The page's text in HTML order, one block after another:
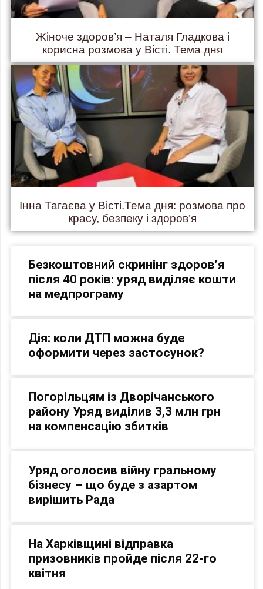
Жіноче здоров’я – Наталя Гладкова і
корисна розмова у Вісті. Тема дня
Інна Тагаєва у Вісті.Тема дня: розмова про
красу, безпеку і здоров’я
Безкоштовний скринінг здоров’я
після 40 років: уряд виділяє кошти
на медпрограму
Дія: коли ДТП можна буде
оформити через застосунок?
Погорільцям із Дворічанського
району Уряд виділив 3,3 млн грн
на компенсацію збитків
Уряд оголосив війну гральному
бізнесу – що буде з азартом
вирішить Рада
На Харківщині відправка
призовників пройде після 22-го
квітня